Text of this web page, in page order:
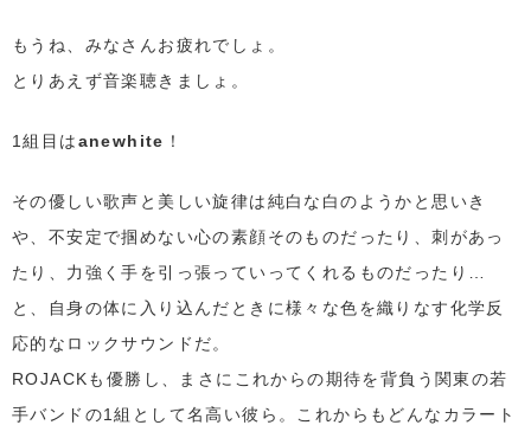
もうね、みなさんお疲れでしょ。
とりあえず音楽聴きましょ。
1組目はanewhite ！
その優しい歌声と美しい旋律は純白な白のようかと思いき
や、不安定で掴めない心の素顔そのものだったり、刺があっ
たり、力強く手を引っ張っていってくれるものだったり…
と、自身の体に入り込んだときに様々な色を織りなす化学反
応的なロックサウンドだ。
ROJACKも優勝し、まさにこれからの期待を背負う関東の若
手バンドの1組として名高い彼ら。これからもどんなカラート